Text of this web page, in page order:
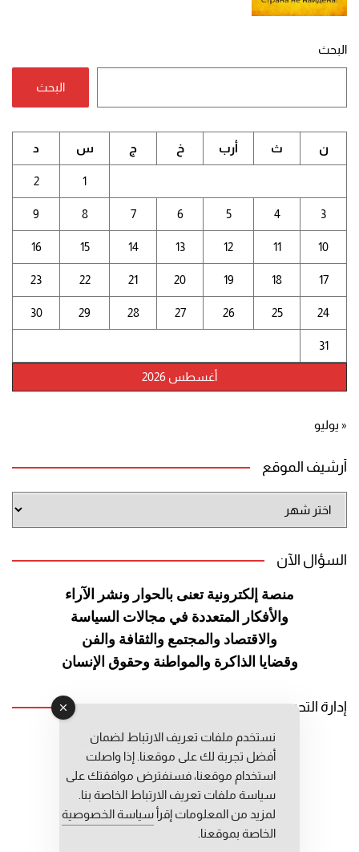
البحث
البحث
أغسطس 2026
ن ث أرب خ ج س د
1
2
3
4
5
6
7
8
9
10
11
12
13
14
15
16
17
18
19
20
21
22
23
24
25
26
27
28
29
30
31
« يوليو
أرشيف الموقع
الموقع
السؤال الآن
منصة إلكترونية تعنى بالحوار ونشر الآراء
والأفكار المتعددة في مجالات السياسة
والاقتصاد والمجتمع والثقافة والفن
وقضايا الذاكرة والمواطنة وحقوق الإنسان
إدارة التحرير
رئيس التحرير: عبد الرحيم التوراني
رئيس التحرير المساعد: المعطي قبال
مديرة التحرير: فاطمة حوحو
نستخدم ملفات تعريف الارتباط لضمان
أفضل تجربة لك على موقعنا. إذا واصلت
استخدام موقعنا، فسنفترض موافقتك على
سياسة ملفات تعريف الارتباط الخاصة بنا.
لمزيد من المعلومات إقرأ سياسة الخصوصية
الخاصة بموقعنا.